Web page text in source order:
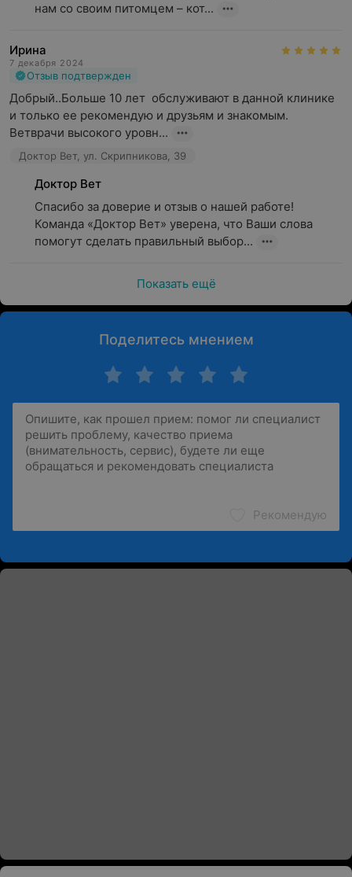
нам со своим питомцем – кот...
Ирина
7 декабря 2024
Отзыв подтвержден
Добрый..Больше 10 лет  обслуживают в данной клинике
и только ее рекомендую и друзьям и знакомым.
Ветврачи высокого уровн...
Доктор Вет, ул. Скрипникова, 39
Доктор Вет
Спасибо за доверие и отзыв о нашей работе!
Команда «Доктор Вет» уверена, что Ваши слова
помогут сделать правильный выбор...
Показать ещё
Поделитесь мнением
Рекомендую